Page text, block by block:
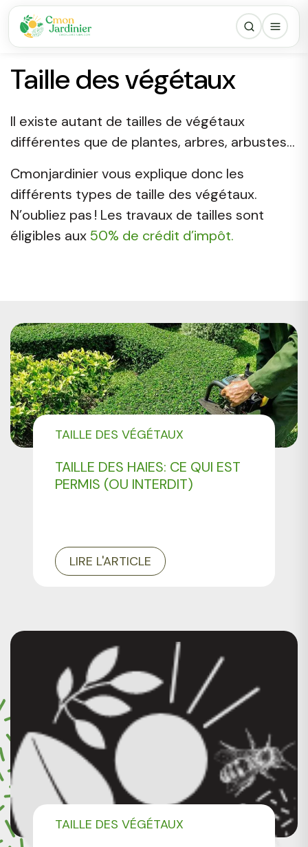
Taille des végétaux
Il existe autant de tailles de végétaux
différentes que de plantes, arbres, arbustes…
Cmonjardinier vous explique donc les
différents types de taille des végétaux.
N’oubliez pas ! Les travaux de tailles sont
éligibles aux 50% de crédit d’impôt.
TAILLE DES HAIES: CE QUI EST
PERMIS (OU INTERDIT)
TAILLE DES VÉGÉTAUX
LIRE L'ARTICLE
TAILLE DES VÉGÉTAUX